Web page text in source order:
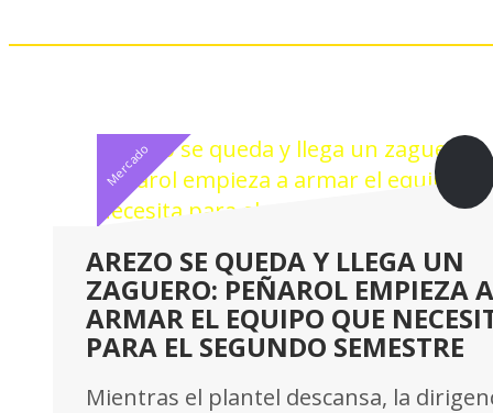
Mercado
AREZO SE QUEDA Y LLEGA UN
ZAGUERO: PEÑAROL EMPIEZA A
ARMAR EL EQUIPO QUE
PARA EL SEGUNDO SEMESTRE
Mientras el plantel descansa, la